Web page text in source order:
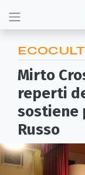
ECOCULT
Mirto
reperti
sostiene
Russo